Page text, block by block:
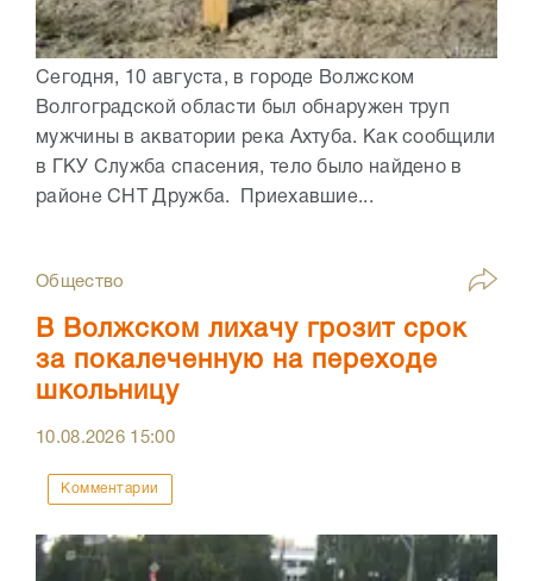
Сегодня, 10 августа, в городе Волжском
Волгоградской области был обнаружен труп
мужчины в акватории река Ахтуба. Как сообщили
в ГКУ Служба спасения, тело было найдено в
районе СНТ Дружба. Приехавшие...
Общество
В Волжском лихачу грозит срок
за покалеченную на переходе
школьницу
10.08.2026 15:00
Комментарии